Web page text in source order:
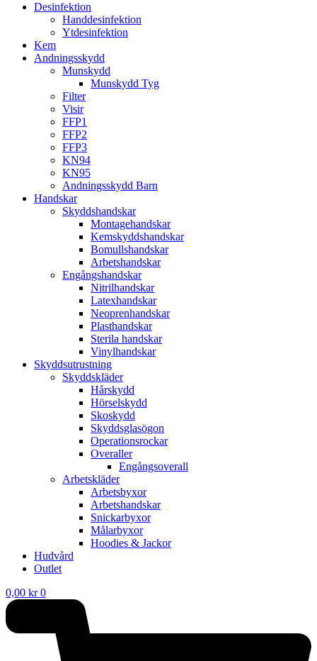
Desinfektion
Handdesinfektion
Ytdesinfektion
Kem
Andningsskydd
Munskydd
Munskydd Tyg
Filter
Visir
FFP1
FFP2
FFP3
KN94
KN95
Andningsskydd Barn
Handskar
Skyddshandskar
Montagehandskar
Kemskyddshandskar
Bomullshandskar
Arbetshandskar
Engångshandskar
Nitrilhandskar
Latexhandskar
Neoprenhandskar
Plasthandskar
Sterila handskar
Vinylhandskar
Skyddsutrustning
Skyddskläder
Hårskydd
Hörselskydd
Skoskydd
Skyddsglasögon
Operationsrockar
Overaller
Engångsoverall
Arbetskläder
Arbetsbyxor
Arbetshandskar
Snickarbyxor
Målarbyxor
Hoodies & Jackor
Hudvård
Outlet
0,00 kr 0